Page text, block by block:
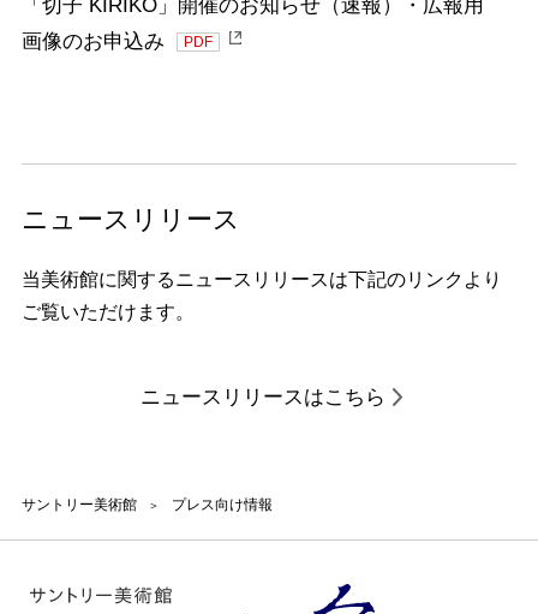
サントリー美術館 プレス向け情報
「切子 KIRIKO」開催のお知らせ（速報）・広報用
画像のお申込み
PDF
ニュースリリース
当美術館に関するニュースリリースは下記のリンクより
ご覧いただけます。
ニュースリリースはこちら